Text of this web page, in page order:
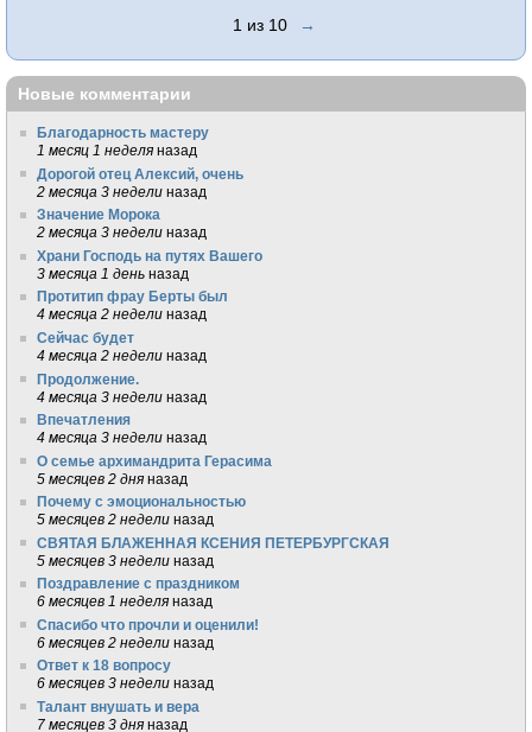
1 из 10 →
Новые комментарии
Благодарность мастеру
1 месяц 1 неделя назад
Дорогой отец Алексий, очень
2 месяца 3 недели назад
Значение Морока
2 месяца 3 недели назад
Храни Господь на путях Вашего
3 месяца 1 день назад
Протитип фрау Берты был
4 месяца 2 недели назад
Сейчас будет
4 месяца 2 недели назад
Продолжение.
4 месяца 3 недели назад
Впечатления
4 месяца 3 недели назад
О семье архимандрита Герасима
5 месяцев 2 дня назад
Почему с эмоциональностью
5 месяцев 2 недели назад
СВЯТАЯ БЛАЖЕННАЯ КСЕНИЯ ПЕТЕРБУРГСКАЯ
5 месяцев 3 недели назад
Поздравление с праздником
6 месяцев 1 неделя назад
Спасибо что прочли и оценили!
6 месяцев 2 недели назад
Ответ к 18 вопросу
6 месяцев 3 недели назад
Талант внушать и вера
7 месяцев 3 дня назад